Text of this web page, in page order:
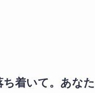
ち着いて。あな